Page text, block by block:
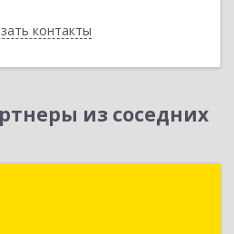
контакты
Назад
из соседних